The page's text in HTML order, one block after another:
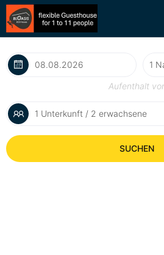
Aufenthalt
1 Unterkunft / 2 erwachsene